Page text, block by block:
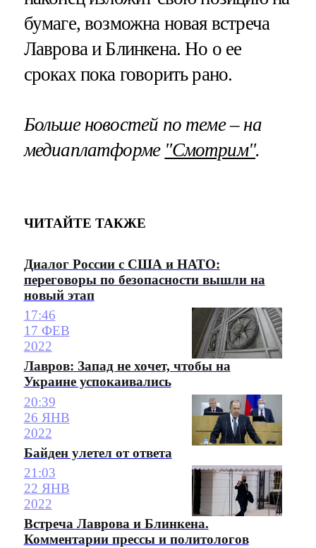
бумаге, возможна новая встреча
Лаврова и Блинкена. Но о ее
сроках пока говорить рано.
Больше новостей по теме – на
медиаплатформе "Смотрим".
ЧИТАЙТЕ ТАКЖЕ
Диалог России с США и НАТО:
переговоры по безопасности вышли на
новый этап
17:46
17 ФЕВ
2022
Лавров: Запад не хочет, чтобы на
Украине успокаивались
20:39
26 ЯНВ
2022
Байден улетел от ответа
21:03
22 ЯНВ
2022
Встреча Лаврова и Блинкена.
Комментарии прессы и политологов